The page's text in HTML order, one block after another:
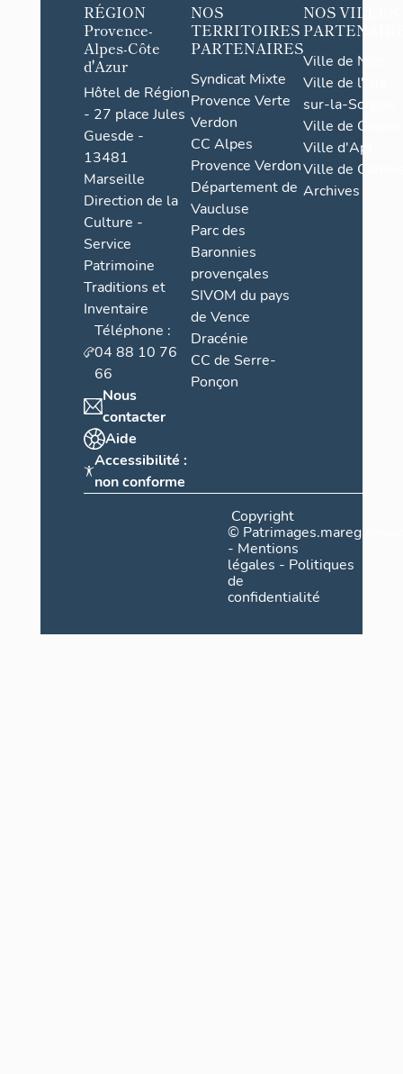
RÉGION
Provence-
Alpes-Côte
d'Azur
Hôtel de Région
- 27 place Jules
Guesde -
13481
Marseille
Direction de la
Culture -
Service
Patrimoine
Traditions et
Inventaire
Téléphone :
04 88 10 76
66
Nous
contacter
Aide
Accessibilité :
non conforme
NOS
TERRITOIRES
PARTENAIRES
Syndicat Mixte
Provence Verte
Verdon
CC Alpes
Provence Verdon
Département de
Vaucluse
Parc des
Baronnies
provençales
SIVOM du pays
de Vence
Dracénie
CC de Serre-
Ponçon
NOS VILLES
Ville de Nice
Ville de l'Isle-
sur-la-Sorgue
Ville de Grasse
Ville d'Apt
Ville de
Archives
Copyright
©
- Mentions
légales - Politiques
de
confidentialité